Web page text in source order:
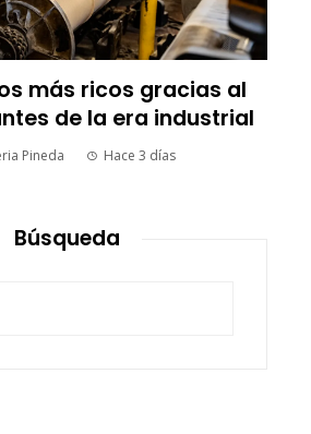
más ricos gracias al
de la era industrial
Pineda Hace 3 días
Búsqueda